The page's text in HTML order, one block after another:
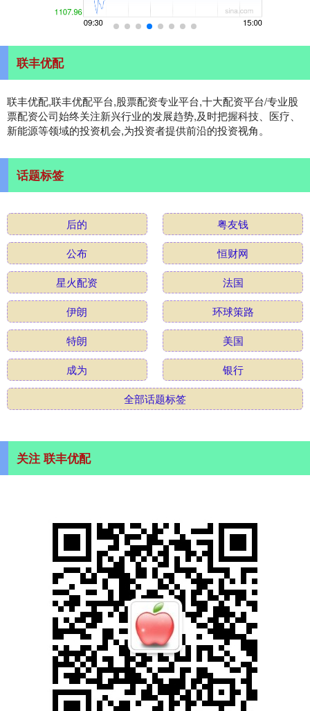
联丰优配
联丰优配,联丰优配平台,股票配资专业平台,十大配资平台/专业股
票配资公司始终关注新兴行业的发展趋势,及时把握科技、医疗、
新能源等领域的投资机会,为投资者提供前沿的投资视角。
话题标签
后的
粤友钱
公布
恒财网
星火配资
法国
伊朗
环球策路
特朗
美国
成为
银行
全部话题标签
关注 联丰优配